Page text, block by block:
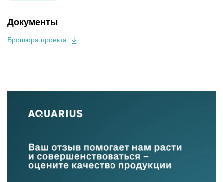
Документы
Брошюра проекта